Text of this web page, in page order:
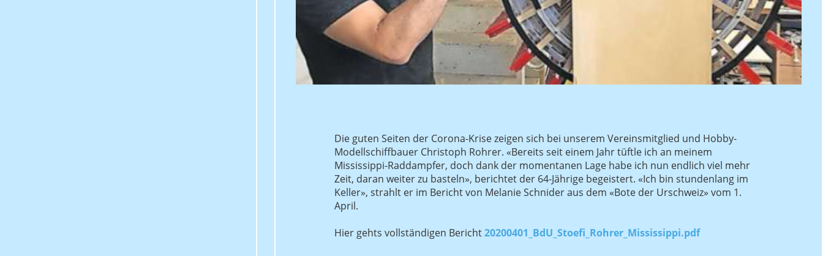
Die guten Seiten der Corona-Krise zeigen sich bei unserem Vereinsmitglied und Hobby-
Modellschiffbauer Christoph Rohrer. «Bereits seit einem Jahr tüftle ich an meinem
Mississippi-Raddampfer, doch dank der momentanen Lage habe ich nun endlich viel mehr
Zeit, daran weiter zu basteln», berichtet der 64-Jährige begeistert. «Ich bin stundenlang im
Keller», strahlt er im Bericht von Melanie Schnider aus dem «Bote der Urschweiz» vom 1.
April.
Hier gehts vollständigen Bericht20200401_BdU_Stoefi_Rohrer_Mississippi.pdf